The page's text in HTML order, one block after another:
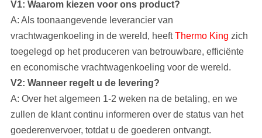
V1: Waarom kiezen voor ons product?
A: Als toonaangevende leverancier van
vrachtwagenkoeling in de wereld, heeftThermo King zich
toegelegd op het produceren van betrouwbare, efficiënte
en economische vrachtwagenkoeling voor de wereld.
V2: Wanneer regelt u de levering?
A: Over het algemeen 1-2 weken na de betaling, en we
zullen de klant continu informeren over de status van het
goederenvervoer, totdat u de goederen ontvangt.